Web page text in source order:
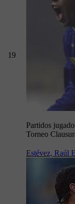
19
Partidos
Torneo
Estévez, Raúl